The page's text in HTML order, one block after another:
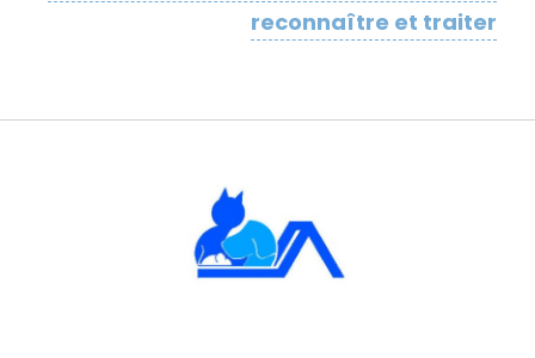
reconnaître et traiter